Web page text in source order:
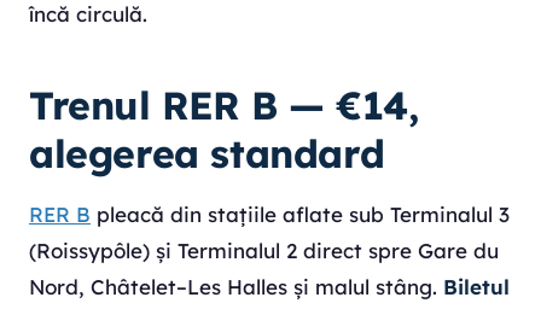
încă circulă.
Trenul RER B — €14,
alegerea standard
RER B pleacă din stațiile aflate sub Terminalul 3
(Roissypôle) și Terminalul 2 direct spre Gare du
Nord, Châtelet–Les Halles și malul stâng. Biletul